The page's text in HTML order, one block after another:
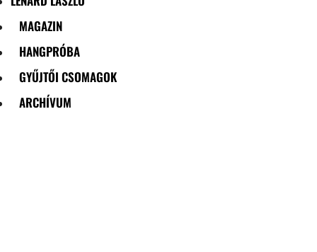
MAGAZIN
HANGPRÓBA
GYŰJTŐI CSOMAGOK
ARCHÍVUM